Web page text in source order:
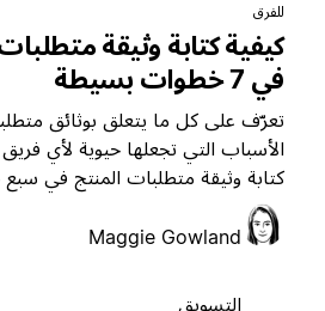
للفرق
في 7 خطوات بسيطة
تعرّف على كل ما يتعلق بوثائق
الأسباب التي تجعلها حيوية لأي
كتابة وثيقة متطلبات المنتج في
Maggie Gowland
التسويق